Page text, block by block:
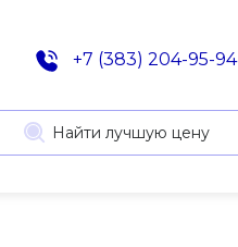
+7 (383) 204-95-94
Найти лучшую цену